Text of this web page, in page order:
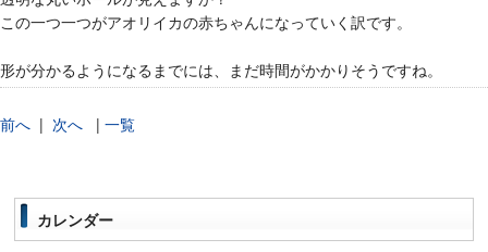
この一つ一つがアオリイカの赤ちゃんになっていく訳です。
形が分かるようになるまでには、まだ時間がかかりそうですね。
前へ | 次へ | 一覧
カレンダー